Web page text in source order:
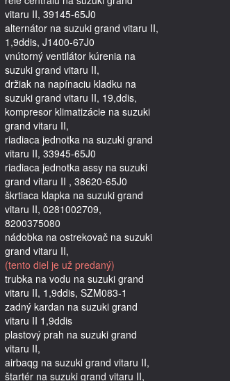
vitaru II, 39145-65J0
alternátor na suzuki grand vitaru II,
1,9ddis, J1400-67J0
vnútorný ventilátor kúrenia na
suzuki grand vitaru II,
držiak na napínaciu kladku na
suzuki grand vitaru II, 19,ddis,
kompresor klimatizácie na suzuki
grand vitaru II,
riadiaca jednotka na suzuki grand
vitaru II, 33945-65J0
riadiaca jednotka assy na suzuki
grand vitaru II , 38620-65J0
škrtiaca klapka na suzuki grand
vitaru II, 0281002709,
8200375080
nádobka na ostrekovač na suzuki
grand vitaru II,
(tento diel je už predaný)
trubka na vodu na suzuki grand
vitaru II, 1,9ddis, SZM083-1
zadný kardan na suzuki grand
vitaru II 1,9ddis
plastový prah na suzuki grand
vitaru II,
airbaqg na suzuki grand vitaru II,
štartér na suzuki grand vitaru II,